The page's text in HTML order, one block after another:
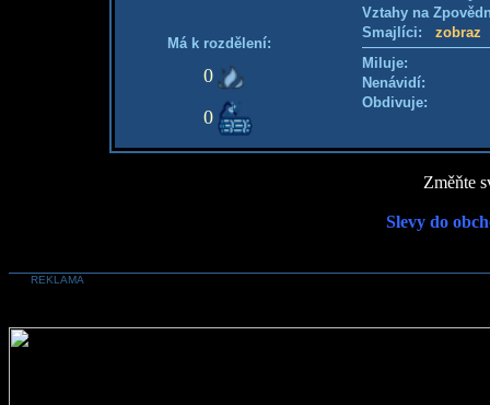
Má k rozdělení:
0
0
Vztahy na
Smajlíci: zobraz
Miluje:
Nenávidí:
Obdivuje:
Změňte
Slevy do
REKLAMA